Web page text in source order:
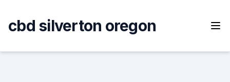
content
cbd silverton oregon